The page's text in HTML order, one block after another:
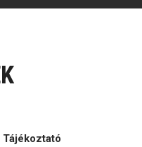
Tájékoztató